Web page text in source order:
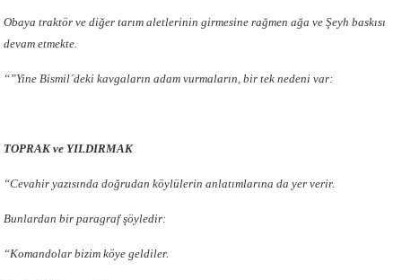
Obaya traktör ve diğer tarım aletlerinin girmesine rağmen ağa ve Şeyh baskısı
devam etmekte.
“”Yine Bismil´deki kavgaların adam vurmaların, bir tek nedeni var:
TOPRAK ve YILDIRMAK
“Cevahir yazısında doğrudan köylülerin anlatımlarına da yer verir.
Bunlardan bir paragraf şöyledir:
“Komandolar bizim köye geldiler.